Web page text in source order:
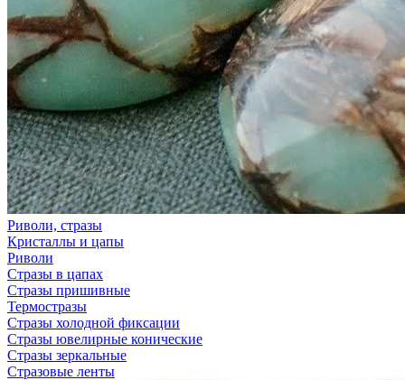
Риволи, стразы
Кристаллы и цапы
Риволи
Стразы в цапах
Стразы пришивные
Термостразы
Стразы холодной фиксации
Стразы ювелирные конические
Стразы зеркальные
Стразовые ленты